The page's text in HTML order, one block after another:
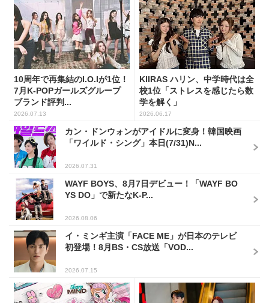
10周年で再集結のI.O.Iが1位！
7月K-POPガールズグループ
ブランド評判...
2026.07.13
KIIRAS ハリン、中学時代は全
校1位「ストレスを感じたら数
学を解く」
2026.06.17
カン・ドンウォンがアイドルに変身！韓国映画
「ワイルド・シング」本日(7/31)N...
2026.07.31
WAYF BOYS、8月7日デビュー！「WAYF BO
YS DO」で新たなK-P...
2026.08.06
イ・ミンギ主演「FACE ME」が日本のテレビ
初登場！8月BS・CS放送「VOD...
2026.07.15